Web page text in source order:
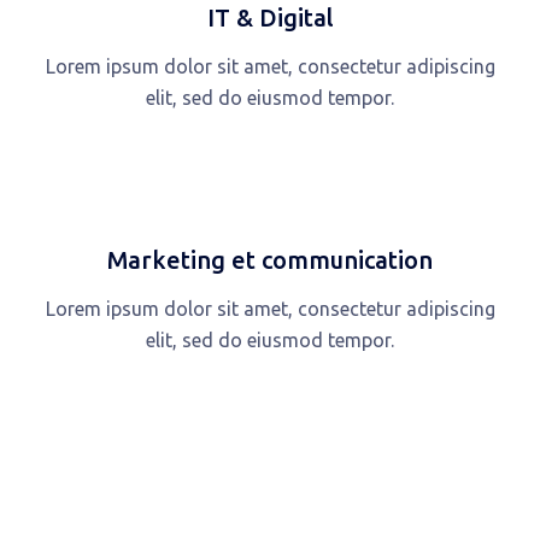
IT & Digital
Lorem ipsum dolor sit amet, consectetur adipiscing
elit, sed do eiusmod tempor.
Marketing et communication
Lorem ipsum dolor sit amet, consectetur adipiscing
elit, sed do eiusmod tempor.